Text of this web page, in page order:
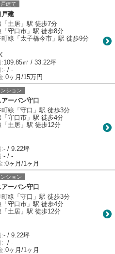
建て
戸建
土居」駅 徒歩7分
守口市」駅 徒歩8分
線「太子橋今市」駅 徒歩9分
:109.85㎡ / 33.22坪
:- / -
:0ヶ月/15万円
ション
ーバン守口
線「守口」駅 徒歩3分
守口市」駅 徒歩4分
土居」駅 徒歩12分
:- / 9.22坪
:- / -
:0ヶ月/1ヶ月
ション
ーバン守口
線「守口」駅 徒歩3分
守口市」駅 徒歩4分
土居」駅 徒歩12分
:- / 9.22坪
:- / -
:0ヶ月/1ヶ月